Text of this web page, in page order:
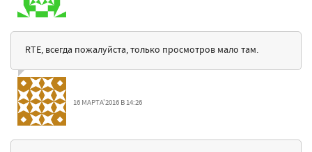
RTE, всегда пожалуйста, только просмотров мало там.
16 МАРТА'2016 В 14:26